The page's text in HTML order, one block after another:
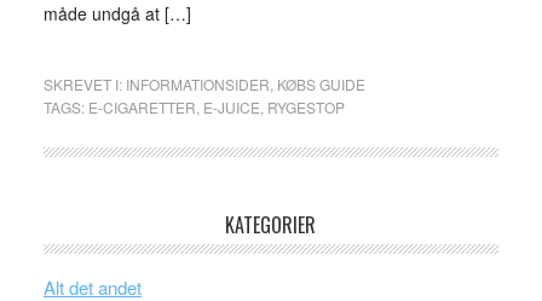
måde undgå at […]
SKREVET I: INFORMATIONSIDER KØBS GUIDE
TAGS: E-CIGARETTER E-JUICE RYGESTOP
KATEGORIER
Alt det andet